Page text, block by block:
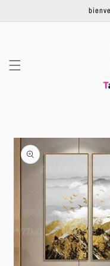
contenu
Passer aux
informations
produits